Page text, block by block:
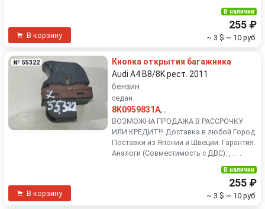
В корзину
В наличии
255 ₽
~ 3 $ ~ 10 руб.
№ 55322
Кнопка открытия багажника
Audi A4 B8/8K рест. 2011
бензин
седан
8K0959831A, .
ВОЗМОЖНА ПРОДАЖА В РАССРОЧКУ
ИЛИ КРЕДИТ!!! Доставка в любой Город.
Поставки из Японии и Швеции. Гарантия.
Аналоги (Совместимость с ДВС): , . . .
В корзину
В наличии
255 ₽
~ 3 $ ~ 10 руб.